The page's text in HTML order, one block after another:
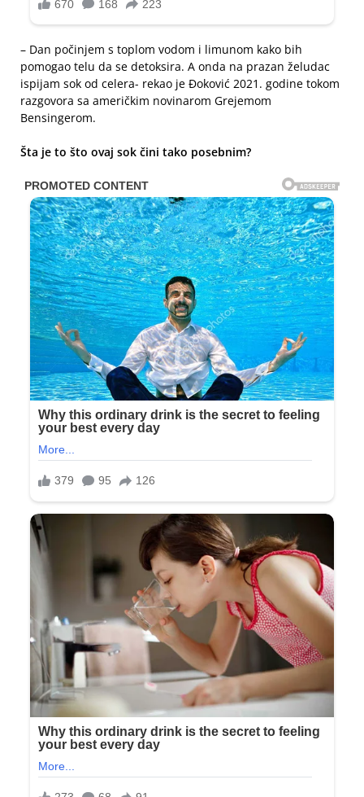
– Dan počinjem s toplom vodom i limunom kako bih
pomogao telu da se detoksira. A onda na prazan želudac
ispijam sok od celera- rekao je Đoković 2021. godine tokom
razgovora sa američkim novinarom Grejemom
Bensingerom.
Šta je to što ovaj sok čini tako posebnim?